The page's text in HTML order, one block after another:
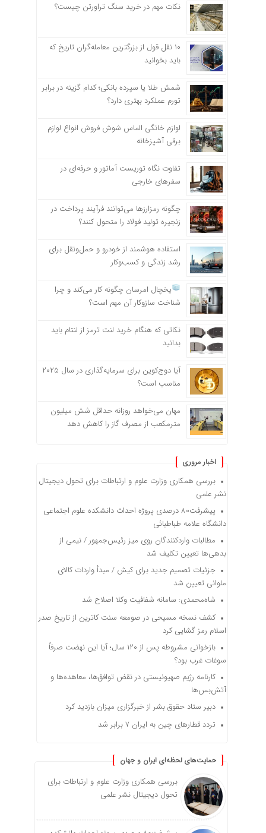
نکات مهم در خرید سنگ تراورتن چیست؟
۱۰ نقل قول از بزرگترین معامله‌گران تاریخ که
باید بخوانید
شمش طلا یا سپرده بانکی؛ کدام گزینه در برابر
تورم عملکرد بهتری دارد؟
لوازم خانگی الماس شوش فروش انواع لوازم
برقی آشپزخانه
تفاوت نگاه توریست آماتور و حرفه‌ای در
سفرهای خارجی
چگونه رمزارزها می‌توانند فرآیند پرداخت در
زنجیره تولید فولاد را متحول کنند؟
استفاده هوشمند از خودرو و حمل‌ونقل برای
رشد زندگی و کسب‌وکار
یخچال امرسان چگونه کار می‌کند و چرا
شناخت سازوکار آن مهم است؟
نکاتی که هنگام خرید لنت ترمز از لنتام باید
بدانید
آیا دوج‌کوین برای سرمایه‌گذاری در سال ۲۰۲۵
مناسب است؟
مهان می‌خواهد روزانه حداقل شش میلیون
مترمکعب از مصرف گاز را کاهش دهد
اخبار مروری
بررسی همکاری وزارت علوم و ارتباطات برای تحول دیجیتال
نشر علمی
پیشرفت۸۰ درصدی پروژه احداث دانشکده علوم اجتماعی
دانشگاه علامه طباطبائی
مطالبات واردکنندگان روی میز رئیس‌جمهور / نیمی از
بدهی‌ها تعیین تکلیف شد
جزئیات تصمیم جدید برای کیش / مبدأ واردات کالای
ملوانی تعیین شد
شاه‌محمدی: سامانه شفافیت وکلا اصلاح شد
کشف نسخه‌ مسیحی در صومعه سنت کاترین از تاریخ صدر
اسلام رمز گشایی کرد
بازخوانی مشروطه پس از ۱۲۰ سال؛ آیا این نهضت صرفاً
سوغات غرب بود؟
کارنامه رژیم صهیونیستی در نقض توافق‌ها، معاهده‌ها و
آتش‌بس‌ها
دبیر ستاد حقوق بشر از خبرگزاری میزان بازدید کرد
تردد قطارهای چین به ایران ۷ برابر شد
حمایت‌های لحظه‌ای ایران و جهان
بررسی همکاری وزارت علوم و ارتباطات برای
تحول دیجیتال نشر علمی